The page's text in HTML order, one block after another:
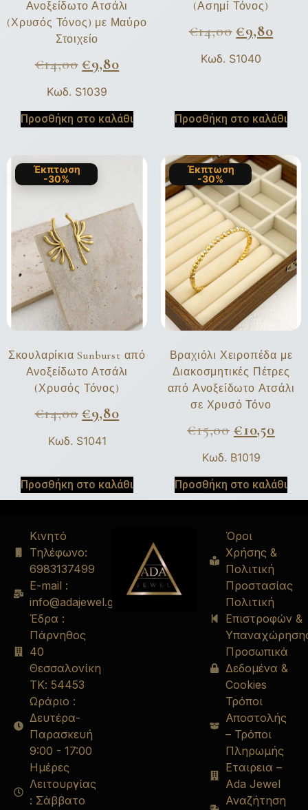
Ανοξείδωτο Ατσάλι
(Χρυσός Τόνος) με Μαύρο
Στοιχείο
€14,00 €9,80
Κωδ. S1039
Προσθήκη στο καλάθι
(Ασημί Τόνος)
€14,00 €9,80
Κωδ. S1040
Προσθήκη στο καλάθι
Έκπτωση
-30%
Σκουλαρίκια Sunburst από
Ανοξείδωτο Ατσάλι
(Χρυσός Τόνος)
€14,00 €9,80
Κωδ. S1041
Προσθήκη στο καλάθι
Έκπτωση
-30%
Βραχιόλι Χειροπέδα με
Διακοσμητικές Πέτρες
από Ανοξείδωτο Ατσάλι
σε Χρυσό Τόνο
€15,00 €10,50
Κωδ. B1019
Προσθήκη στο καλάθι
Κινητό
Τηλέφωνο:
6983137499
E-mail :
info@adajewel.gr
Έδρα :
Πάρνηθος
40
Θεσσαλονίκη
ΤΚ: 54453
Ωράριο :
Δευτέρα-
Παρασκευή
9:00 - 17:00
Ημέρες
Λειτουργίας
: Σάββατο
Όροι
Χρήσης &
Πολιτική
Προστασίας
Πολιτική
Επιστροφών &
Προσωπικά
Δεδομένα &
Cookies
Τρόποι
Αποστολής
– Τρόποι
Πληρωμής
Εταιρεια –
Ada Jewel
Αναζήτηση